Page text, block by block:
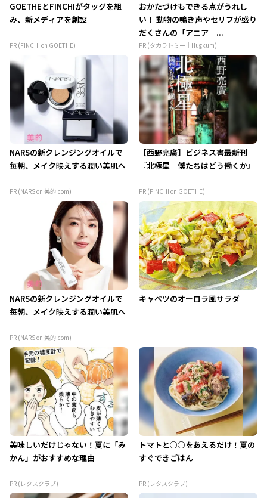
GOETHEとFINCHIがタッグを組
み、新メディアを創設
PR (FINCHI on GOETHE)
おかたづけもできる点がうれし
い！ 動物の鳴き声やセリフが盛り
だくさんの「アニア ...
PR (タカラトミー｜Hugkum)
NARSの新クレンジングオイルで
毎朝、メイク映えする潤い美肌へ
PR (NARS on 美的.com)
【西野亮廣】ビジネス書最新刊
『北極星 僕たちはどう働くか』
PR (FINCHI on GOETHE)
NARSの新クレンジングオイルで
毎朝、メイク映えする潤い美肌へ
PR (NARS on 美的.com)
キャベツのオーロラ風サラダ
美味しいだけじゃない！夏に「み
かん」がおすすめな理由
PR (レタスクラブ)
トマトと○○をあえるだけ！夏の
すぐできごはん
PR (レタスクラブ)